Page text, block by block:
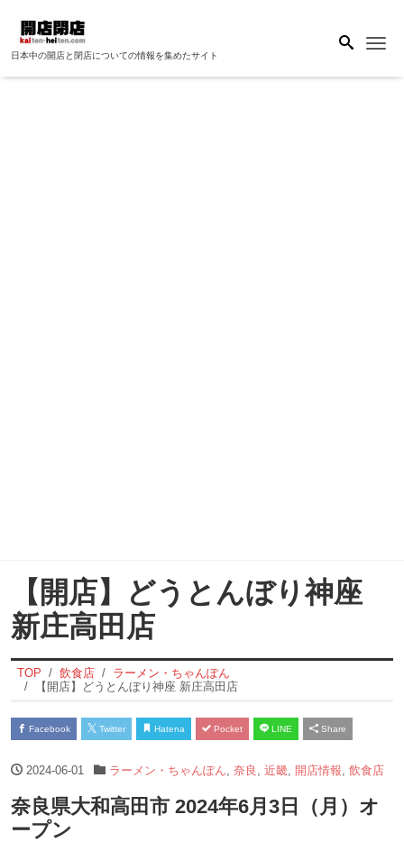
日本中の開店と閉店についての情報を集めたサイト
【開店】どうとんぼり神座
新庄高田店
TOP 飲食店
ラーメン・ちゃんぽん
【開店】どうとんぼり神座 新庄高田店
Facebook Twitter Hatena Pocket LINE Share
2024-06-01 ラーメン・ちゃんぽん 奈良 近畿, 開店情報 飲食店
奈良県大和高田市 2024年6月3日（月）オ
ープン